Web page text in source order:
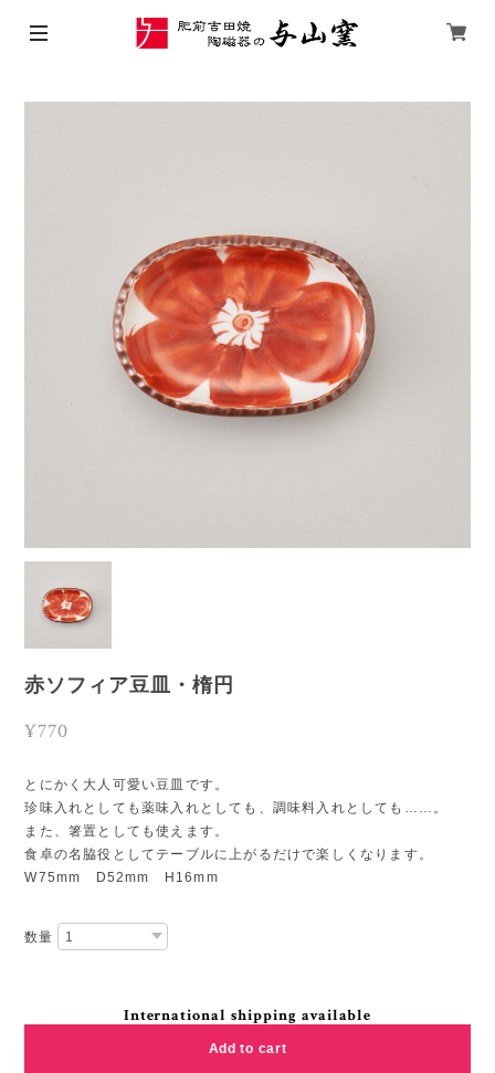
赤ソフィア豆皿・楕円
¥770
とにかく大人可愛い豆皿です。
珍味入れとしても薬味入れとしても、調味料入れとしても……。
また、箸置としても使えます。
食卓の名脇役としてテーブルに上がるだけで楽しくなります。
W75mm D52mm H16mm
数量
International shipping available
Add to cart